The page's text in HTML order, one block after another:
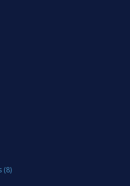
(8)